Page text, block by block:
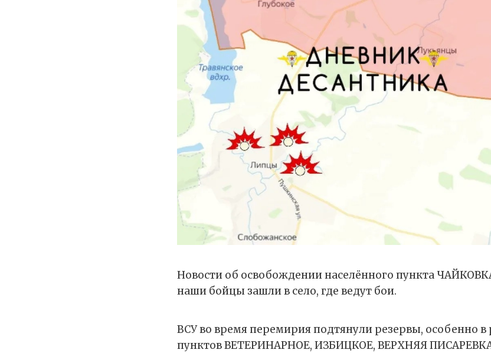
Новости об освобождении населённого пункта
наши бойцы зашли в село, где ведут бои.
ВСУ во время перемирия подтянули резервы, особенно
пунктов ВЕТЕРИНАРНОЕ, ИЗБИЦКОЕ, ВЕРХНЯЯ ПИСАРЕВКА